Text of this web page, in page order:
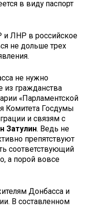
в виду паспорт
ЛНР в российское
не дольше трех
не нужно
из гражданства
«Парламентской
Комитета Госдумы
и связям с
Затулин. Ведь не
препятствуют
соответствующий
а порой вовсе
Донбасса и
В составленном